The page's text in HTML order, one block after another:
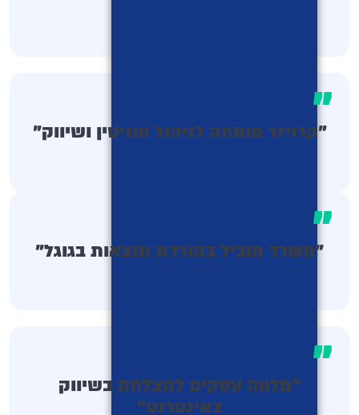
"
"קרויזר מומחה לניהול מוניטין ושיווק"
""משרד מוביל בהורדת תוצאות בגוגל"
" "מלווה עסקים להצלחה בשיווק
באינטרנט"